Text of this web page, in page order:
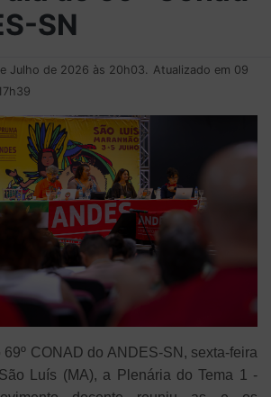
SN
Julho de 2026 às 20h03.
Atualizado em 09
CONAD do ANDES-SN, sexta-feira
Luís (MA), a Plenária do Tema 1 -